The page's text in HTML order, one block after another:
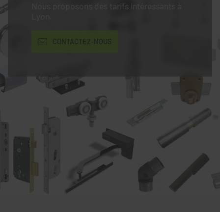
Nous proposons des tarifs intéressants à
CONTACTEZ-NOUS